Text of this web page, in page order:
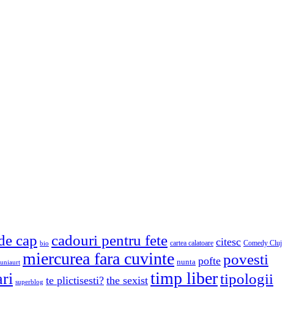
cap bio cadouri pentru fete cartea calatoare citesc Comedy Cluj
miercurea fara cuvinte nunta pofte povesti
superblog te plictisesti? the sexist timp libertipologii